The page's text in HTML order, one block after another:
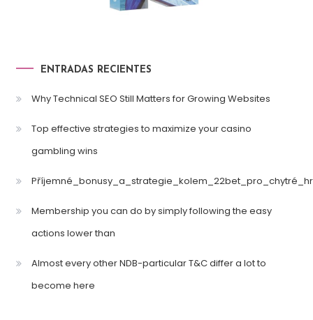
ENTRADAS RECIENTES
Why Technical SEO Still Matters for Growing Websites
Top effective strategies to maximize your casino
gambling wins
Membership you can do by simply following the easy
actions lower than
Almost every other NDB-particular T&C differ a lot to
become here